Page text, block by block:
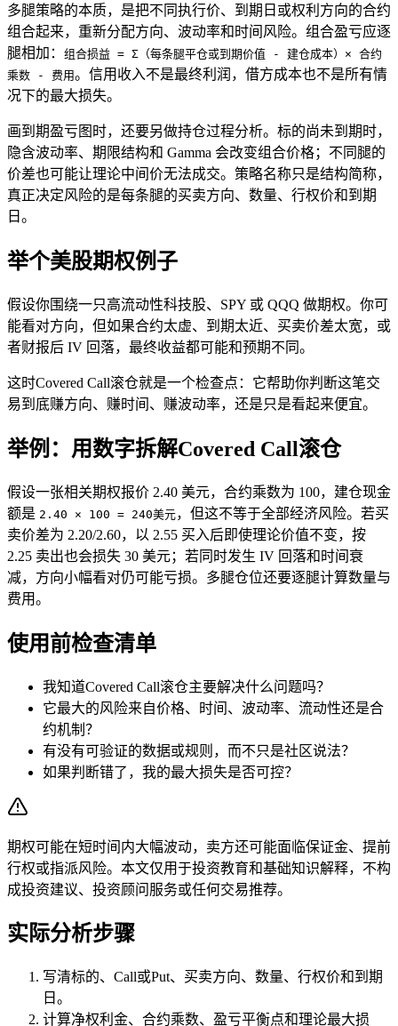
多腿策略的本质，是把不同执行价、到期日或权利方向的合约
组合起来，重新分配方向、波动率和时间风险。组合盈亏应逐
腿相加： 组合损益 = Σ（每条腿平仓或到期价值 - 建仓成本）× 合约
乘数 - 费用。信用收入不是最终利润，借方成本也不是所有情
况下的最大损失。
画到期盈亏图时，还要另做持仓过程分析。标的尚未到期时，
隐含波动率、期限结构和 Gamma 会改变组合价格；不同腿的
价差也可能让理论中间价无法成交。策略名称只是结构简称，
真正决定风险的是每条腿的买卖方向、数量、行权价和到期
日。
举个美股期权例子
假设你围绕一只高流动性科技股、SPY 或 QQQ 做期权。你可
能看对方向，但如果合约太虚、到期太近、买卖价差太宽，或
者财报后 IV 回落，最终收益都可能和预期不同。
这时Covered Call滚仓就是一个检查点：它帮助你判断这笔交
易到底赚方向、赚时间、赚波动率，还是只是看起来便宜。
举例：用数字拆解Covered Call滚仓
假设一张相关期权报价 2.40 美元，合约乘数为 100，建仓现金
额是 2.40 × 100 = 240美元，但这不等于全部经济风险。若买
卖价差为 2.20/2.60，以 2.55 买入后即使理论价值不变，按
2.25 卖出也会损失 30 美元；若同时发生 IV 回落和时间衰
减，方向小幅看对仍可能亏损。多腿仓位还要逐腿计算数量与
费用。
使用前检查清单
我知道Covered Call滚仓主要解决什么问题吗？
它最大的风险来自价格、时间、波动率、流动性还是合
约机制？
有没有可验证的数据或规则，而不只是社区说法？
如果判断错了，我的最大损失是否可控？
期权可能在短时间内大幅波动，卖方还可能面临保证金、提前
行权或指派风险。本文仅用于投资教育和基础知识解释，不构
成投资建议、投资顾问服务或任何交易推荐。
实际分析步骤
写清标的、Call或Put、买卖方向、数量、行权价和到期
日。
计算净权利金、合约乘数、盈亏平衡点和理论最大损